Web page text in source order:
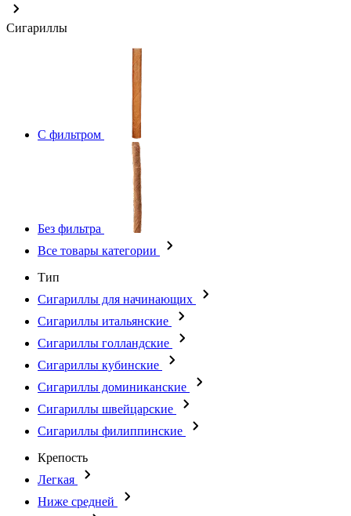
Сигариллы
С фильтром
Без фильтра
Все товары категории
Тип
Сигариллы для начинающих
Сигариллы итальянские
Сигариллы голландские
Сигариллы кубинские
Сигариллы доминиканские
Сигариллы швейцарские
Сигариллы филиппинские
Крепость
Легкая
Ниже средней